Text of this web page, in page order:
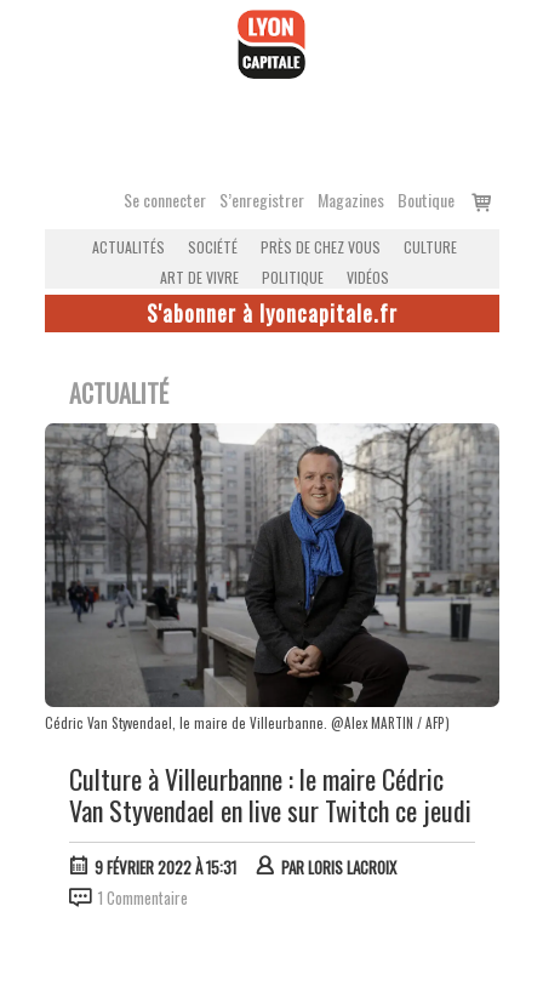
Se connecter S’enregistrer Magazines Boutique
Voir
ACTUALITÉS SOCIÉTÉ PRÈS DE CHEZ VOUS
CULTURE
ART DE VIVRE
POLITIQUE VIDÉOS
S'abonner à lyoncapitale.fr
ACTUALITÉ
Cédric Van Styvendael, le maire de Villeurbanne. @Alex MARTIN / AFP)
Culture à Villeurbanne : le maire Cédric
Van Styvendael en live sur Twitch ce jeudi
9 FÉVRIER 2022 À 15:31 PARLORIS LACROIX
1 Commentaire